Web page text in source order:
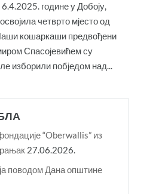
године у Добоју,
четврто мјесто од
кошаркаши предвођени
Спасојевићем су
изборили побједом над...
“Oberwallis” из
27.06.2026.
поводом Дана општине